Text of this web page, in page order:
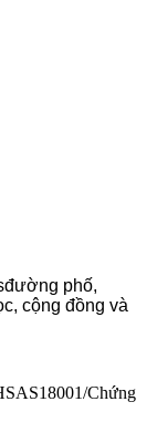
đường phố,
cộng đồng và
Chứng